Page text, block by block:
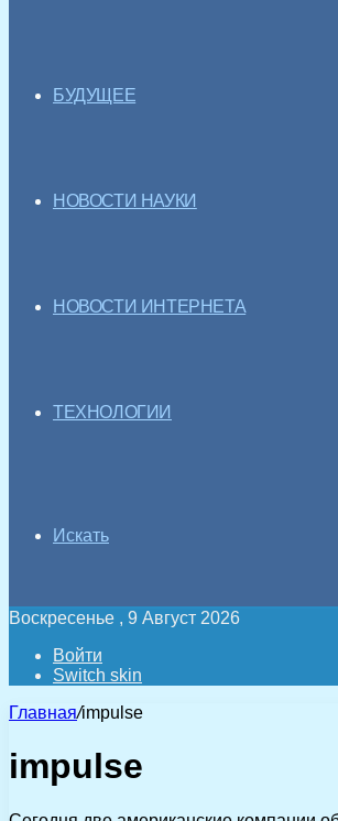
БУДУЩЕЕ
НОВОСТИ НАУКИ
НОВОСТИ ИНТЕРНЕТА
ТЕХНОЛОГИИ
Искать
Воскресенье , 9 Август 2026
Войти
Switch skin
Главная/impulse
impulse